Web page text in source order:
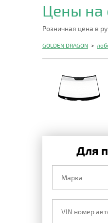
Цены на
Розничная цена в
GOLDEN DRAGON >
Для